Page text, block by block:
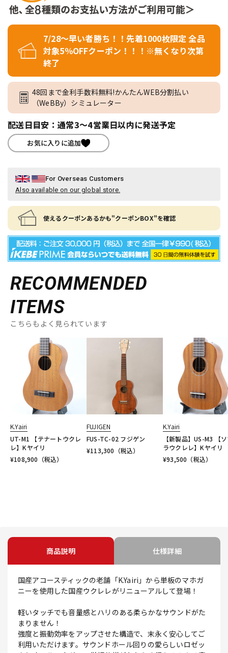
7/28～早い者勝ち！！先着1000枚限定 全品
対象5％OFFクーポン！！！※無くなり次第
終了
48回まで金利手数料無料!かんたんWEB分割払い
（WeBBy）シミュレーター
配送日目安：通常3～4営業日以内に発送予定
お気に入りに追加
For Overseas Customers
Also available on our global store.
使えるクーポンあるかも"クーポンBOX"を確認
RECOMMENDED
ITEMS
こちらもよく見られています
K.Yairi
UT-M1 【テナートウクレ
レ】Kヤイリ
¥108,900 （税込）
FUJIGEN
FUS-TC-02 フジゲン
¥113,300 （税込）
K.Yairi
【新製品】US-M3 【
ラウクレレ】Kヤイリ
¥93,500 （税込）
商品説明 仕様詳細
国産アコースティックの老舗「K.Yairi」から単板のマホガ
ニーを使用した国産ウクレレがリニューアルして登場！
軽いタッチでも音量感とハリのある柔らかなサウンドがた
まりません！
強度と振動効率をアップさせた構造で、末永く安心してご
利用いただけます。サウンドホール回りの愛らしいロゼッ